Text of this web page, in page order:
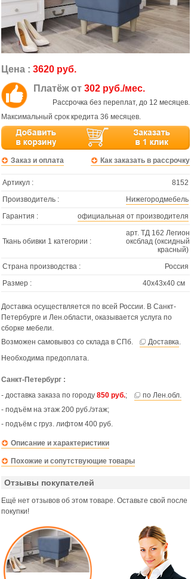
Цена : 3620 руб.
Платёж от 302 руб./мес.
Рассрочка без переплат, до 12 месяцев.
Максимальный срок кредита 36 месяцев.
Заказ и оплата Как заказать в рассрочку
Артикул :
8152
Производитель :
Нижегородмебель
Гарантия :
официальная от производителя
Ткань обивки 1 категории :
арт. ТД 162 Легион
оксблад (оксидный
красный)
Страна производства :
Россия
Размер :
40х43х40 см
Доставка осуществляется по всей России. В Санкт-
Петербурге и Лен.области, оказывается услуга по
сборке мебели.
Возможен самовывоз со склада в СПб.
Доставка.
Необходима предоплата.
Санкт-Петербург :
- доставка заказа по городу 850 руб.;
по Лен.обл.
- подъём на этаж 200 руб./этаж;
- подъём с груз. лифтом 400 руб.
Описание и характеристики
Похожие и сопутствующие товары
Отзывы покупателей
Ещё нет отзывов об этом товаре. Оставьте свой после
покупки!